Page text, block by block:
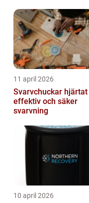
11 april 2026
Svarvchuckar hjärtat i
effektiv och säker
svarvning
10 april 2026